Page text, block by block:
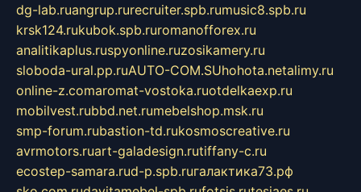
dg-lab.ruangrup.rurecruiter.spb.rumusic8.spb.ru
krsk124.rukubok.spb.ruromanofforex.ru
analitikaplus.ruspyonline.ruzosikamery.ru
sloboda-ural.pp.ruAUTO-COM.SUhohota.netalimy.ru
online-z.comaromat-vostoka.ruotdelkaexp.ru
mobilvest.rubbd.net.rumebelshop.msk.ru
smp-forum.rubastion-td.rukosmoscreative.ru
avrmotors.ruart-galadesign.rutiffany-c.ru
ecostep-samara.rud-p.spb.ruгалактика73.рф